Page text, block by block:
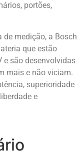
portões,
de medição, a Bosch
que estão
e são desenvolvidas
mais e não viciam.
superioridade
e